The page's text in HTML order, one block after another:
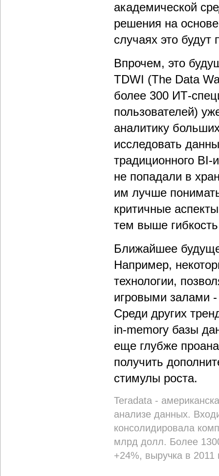
академической
решения на
случаях это
Впрочем, это
TDWI (The Data
более 300 ИТ-
пользователей)
аналитику
исследовать
традиционного BI-
не попадали в
им лучше
критичные
тем выше
Ближайшее
Например,
технологии,
игровыми залами
Среди других
in-memory базы
еще глубже
получить
стимулы роста.
Teradata -
анализе данных.
консолидировала
млрд долл. Более
+24%, выручка в